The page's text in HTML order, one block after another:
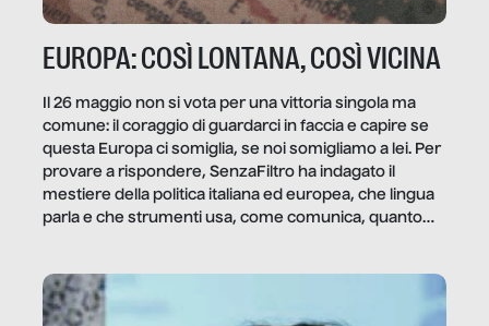
EUROPA: COSÌ LONTANA, COSÌ VICINA
Il 26 maggio non si vota per una vittoria singola ma
comune: il coraggio di guardarci in faccia e capire se
questa Europa ci somiglia, se noi somigliamo a lei. Per
provare a rispondere, SenzaFiltro ha indagato il
mestiere della politica italiana ed europea, che lingua
parla e che strumenti usa, come comunica, quanto